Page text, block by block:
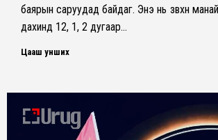
баярын саруудад байдаг. Энэ нь зөвхөн
дахинд 12, 1, 2 дугаар…
Цааш унших